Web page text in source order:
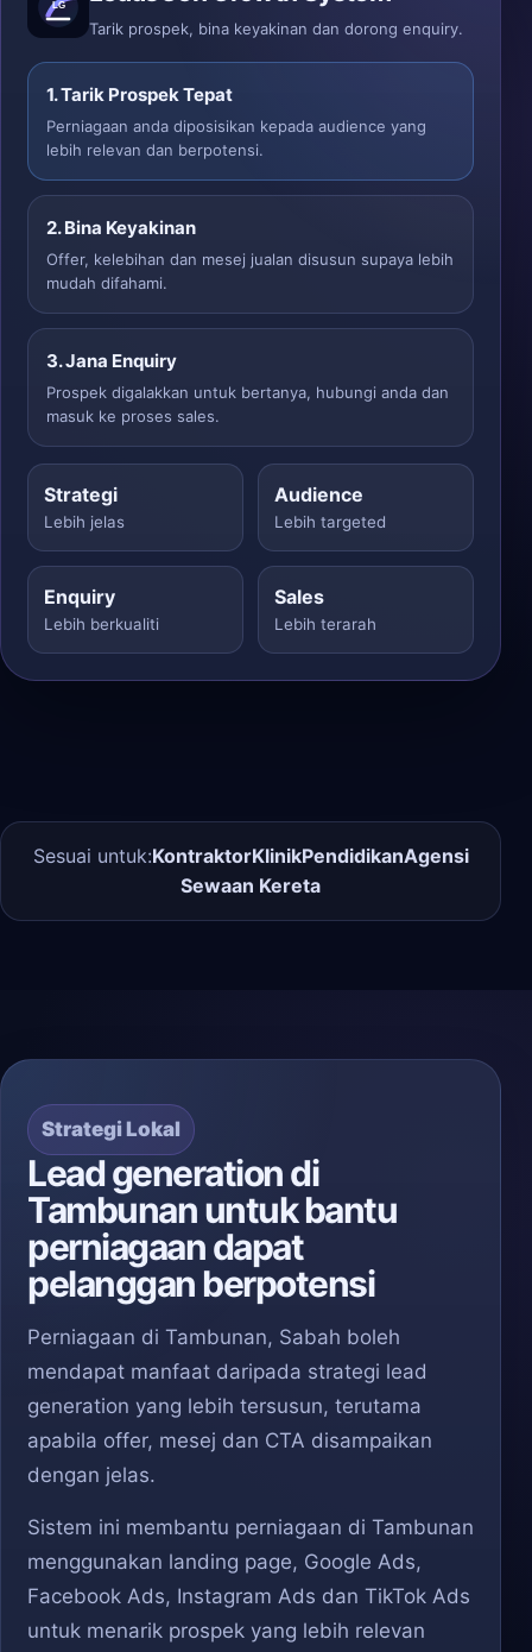
Tarik prospek, bina keyakinan dan dorong enquiry.
1. Tarik Prospek Tepat
Perniagaan anda diposisikan kepada audience yang
lebih relevan dan berpotensi.
2. Bina Keyakinan
Offer, kelebihan dan mesej jualan disusun supaya lebih
mudah difahami.
3. Jana Enquiry
Prospek digalakkan untuk bertanya, hubungi anda dan
masuk ke proses sales.
Strategi
Lebih jelas
Audience
Lebih targeted
Enquiry
Lebih berkualiti
Sales
Lebih terarah
Sesuai untuk:KontraktorKlinikPendidikanAgensi
Sewaan Kereta
Strategi Lokal
Lead generation di
Tambunan untuk bantu
perniagaan dapat
pelanggan berpotensi
Perniagaan di Tambunan, Sabah boleh
mendapat manfaat daripada strategi lead
generation yang lebih tersusun, terutama
apabila offer, mesej dan CTA disampaikan
dengan jelas.
Sistem ini membantu perniagaan di Tambunan
menggunakan landing page, Google Ads,
Facebook Ads, Instagram Ads dan TikTok Ads
untuk menarik prospek yang lebih relevan